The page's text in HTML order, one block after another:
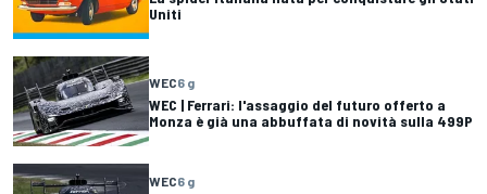
Uniti
WEC6 g
WEC | Ferrari: l'assaggio del futuro offerto a
Monza è già una abbuffata di novità sulla 499P
WEC6 g